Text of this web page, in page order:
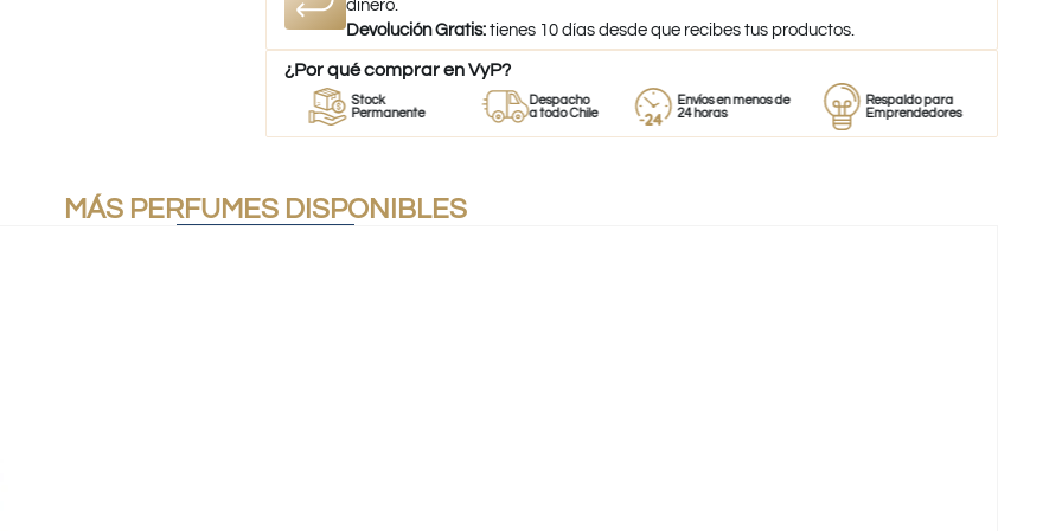
dinero.
Devolución Gratis: tienes 10 días desde que recibes tus productos.
¿Por qué comprar en VyP?
Stock
Permanente
Despacho
a todo Chile
Envíos en menos de
24 horas
Respaldo para
Emprendedores
MÁS PERFUMES DISPONIBLES